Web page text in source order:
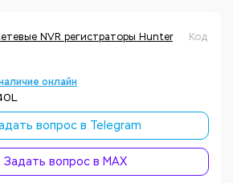
NVR регистраторы Hunter Код
онлайн
вопрос в Telegram
Задать вопрос в MAX